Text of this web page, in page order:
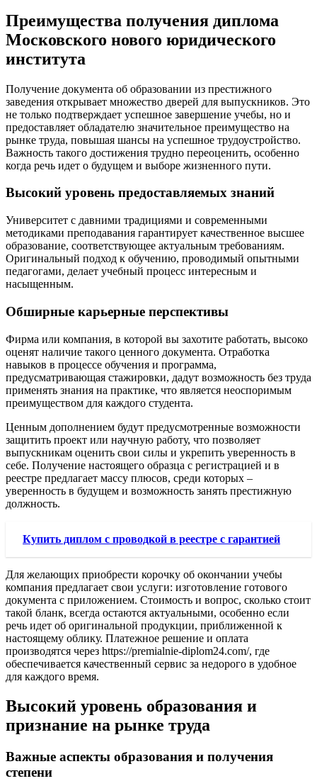
Преимущества получения диплома
Московского нового юридического
института
Получение документа об образовании из престижного
заведения открывает множество дверей для выпускников. Это
не только подтверждает успешное завершение учебы, но и
предоставляет обладателю значительное преимущество на
рынке труда, повышая шансы на успешное трудоустройство.
Важность такого достижения трудно переоценить, особенно
когда речь идет о будущем и выборе жизненного пути.
Высокий уровень предоставляемых знаний
Университет с давними традициями и современными
методиками преподавания гарантирует качественное высшее
образование, соответствующее актуальным требованиям.
Оригинальный подход к обучению, проводимый опытными
педагогами, делает учебный процесс интересным и
насыщенным.
Обширные карьерные перспективы
Фирма или компания, в которой вы захотите работать, высоко
оценят наличие такого ценного документа. Отработка
навыков в процессе обучения и программа,
предусматривающая стажировки, дадут возможность без труда
применять знания на практике, что является неоспоримым
преимуществом для каждого студента.
Ценным дополнением будут предусмотренные возможности
защитить проект или научную работу, что позволяет
выпускникам оценить свои силы и укрепить уверенность в
себе. Получение настоящего образца с регистрацией и в
реестре предлагает массу плюсов, среди которых –
уверенность в будущем и возможность занять престижную
должность.
Купить диплом с проводкой в реестре с гарантией
Для желающих приобрести корочку об окончании учебы
компания предлагает свои услуги: изготовление готового
документа с приложением. Стоимость и вопрос, сколько стоит
такой бланк, всегда остаются актуальными, особенно если
речь идет об оригинальной продукции, приближенной к
настоящему облику. Платежное решение и оплата
производятся через https://premialnie-diplom24.com/, где
обеспечивается качественный сервис за недорого в удобное
для каждого время.
Высокий уровень образования и
признание на рынке труда
Важные аспекты образования и получения
степени